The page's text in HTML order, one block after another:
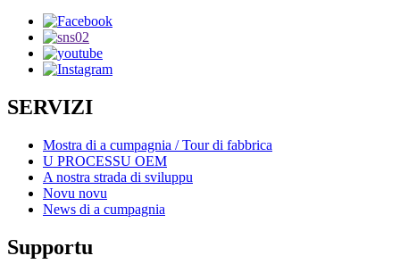
SERVIZI
Mostra di a cumpagnia / Tour di fabbrica
U PROCESSU OEM
A nostra strada di sviluppu
Novu novu
News di a cumpagnia
Supportu